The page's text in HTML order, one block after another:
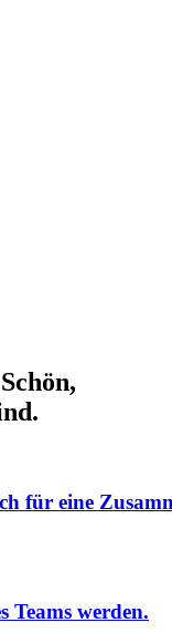
für eine
Teams werden.